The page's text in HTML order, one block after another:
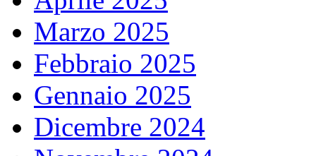
Marzo 2025
Febbraio 2025
Gennaio 2025
Dicembre 2024